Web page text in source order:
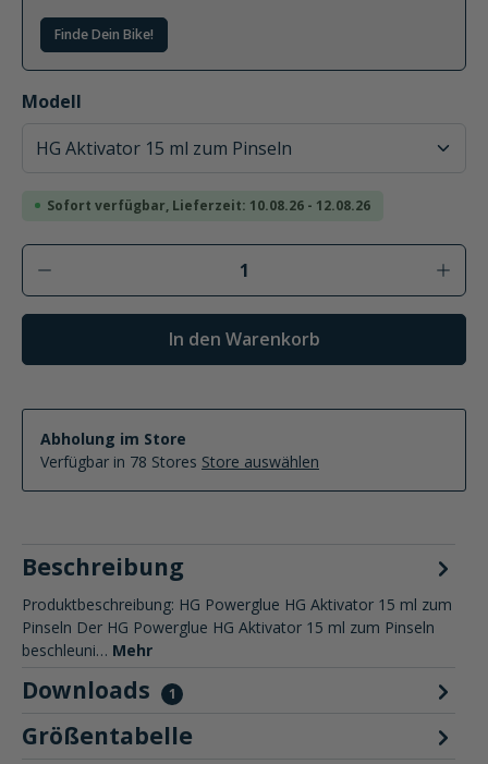
Finde Dein Bike!
Modell
auswählen
Sofort verfügbar, Lieferzeit: 10.08.26 - 12.08.26
Produkt Anzahl: Gib den gewünschten
In den Warenkorb
Abholung im Store
Verfügbar in 78 Stores Store auswählen
Beschreibung
Produktbeschreibung: HG Powerglue HG Aktivator 15 ml zum
Pinseln Der HG Powerglue HG Aktivator 15 ml zum Pinseln
beschleuni… Mehr
Downloads 1
Größentabelle